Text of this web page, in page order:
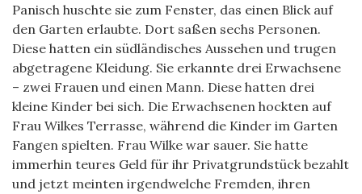
Panisch huschte sie zum Fenster, das einen Blick auf
den Garten erlaubte. Dort saßen sechs Personen.
Diese hatten ein südländisches Aussehen und trugen
abgetragene Kleidung. Sie erkannte drei Erwachsene
– zwei Frauen und einen Mann. Diese hatten drei
kleine Kinder bei sich. Die Erwachsenen hockten auf
Frau Wilkes Terrasse, während die Kinder im Garten
Fangen spielten. Frau Wilke war sauer. Sie hatte
immerhin teures Geld für ihr Privatgrundstück bezahlt
und jetzt meinten irgendwelche Fremden, ihren